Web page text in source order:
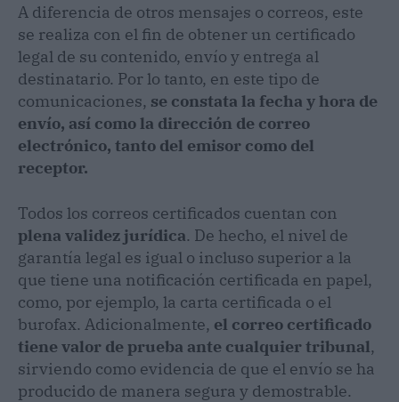
A diferencia de otros mensajes o correos, este
se realiza con el fin de obtener un certificado
legal de su contenido, envío y entrega al
destinatario. Por lo tanto, en este tipo de
comunicaciones, se constata la fecha y hora de
envío, así como la dirección de correo
electrónico, tanto del emisor como del
receptor.
Todos los correos certificados cuentan con
plena validez jurídica. De hecho, el nivel de
garantía legal es igual o incluso superior a la
que tiene una notificación certificada en papel,
como, por ejemplo, la carta certificada o el
burofax. Adicionalmente, el correo certificado
tiene valor de prueba ante cualquier tribunal,
sirviendo como evidencia de que el envío se ha
producido de manera segura y demostrable.